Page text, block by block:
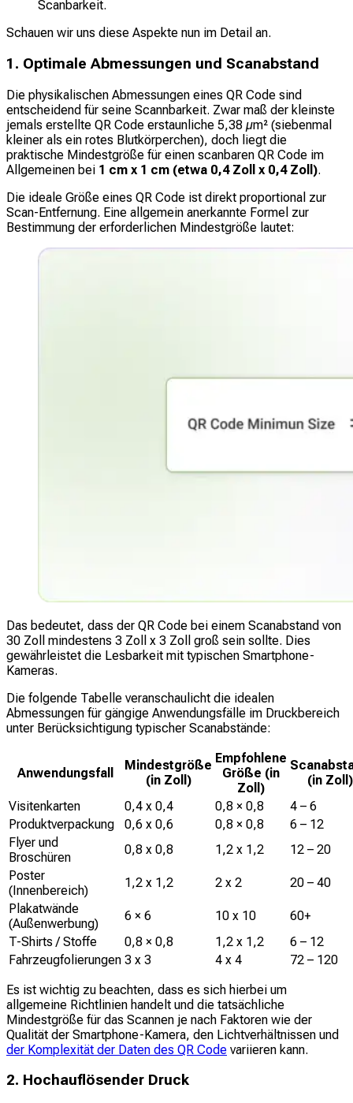
Scanbarkeit.
Schauen wir uns diese Aspekte nun im Detail an.
1. Optimale Abmessungen und Scanabstand
Die physikalischen Abmessungen eines QR Code sind
entscheidend für seine Scannbarkeit. Zwar maß der kleinste
jemals erstellte QR Code erstaunliche 5,38 µm² (siebenmal
kleiner als ein rotes Blutkörperchen), doch liegt die
praktische Mindestgröße für einen scanbaren QR Code im
Allgemeinen bei 1 cm x 1 cm (etwa 0,4 Zoll x 0,4 Zoll).
Die ideale Größe eines QR Code ist direkt proportional zur
Scan-Entfernung. Eine allgemein anerkannte Formel zur
Bestimmung der erforderlichen Mindestgröße lautet:
Das bedeutet, dass der QR Code bei einem Scanabstand von
30 Zoll mindestens 3 Zoll x 3 Zoll groß sein sollte. Dies
gewährleistet die Lesbarkeit mit typischen Smartphone-
Kameras.
Die folgende Tabelle veranschaulicht die idealen
Abmessungen für gängige Anwendungsfälle im Druckbereich
unter Berücksichtigung typischer Scanabstände:
Anwendungsfall
Mindestgröße
(in Zoll)
Empfohlene
Größe (in
Zoll)
(in Zoll)
Visitenkarten
0,4 x 0,4 0,8 × 0,8
4 – 6
Produktverpackung
0,6 x 0,6 0,8 × 0,8
6 – 12
Flyer und
Broschüren
0,8 x 0,8 1,2 x 1,2
12 – 20
Poster
(Innenbereich)
1,2 x 1,2 2 x 2
20 – 40
Plakatwände
(Außenwerbung)
6 × 6 10 x 10
60+
T-Shirts / Stoffe
0,8 × 0,8 1,2 x 1,2
6 – 12
Fahrzeugfolierungen 3 x 3 4 x 4
72 – 120
Es ist wichtig zu beachten, dass es sich hierbei um
allgemeine Richtlinien handelt und die tatsächliche
Mindestgröße für das Scannen je nach Faktoren wie der
Qualität der Smartphone-Kamera, den Lichtverhältnissen und
der Komplexität der Daten des QR Code variieren kann.
2. Hochauflösender Druck